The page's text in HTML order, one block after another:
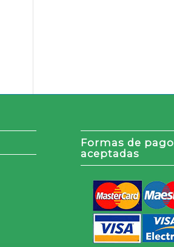
Formas de pago
aceptadas